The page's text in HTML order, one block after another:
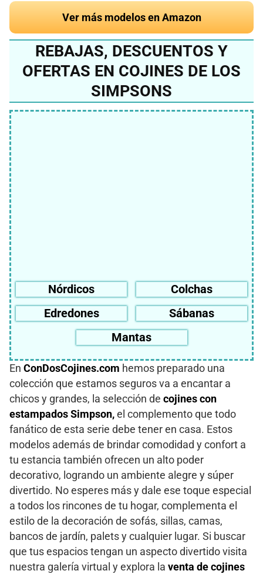
Ver más modelos en Amazon
REBAJAS, DESCUENTOS Y
OFERTAS EN COJINES DE LOS
SIMPSONS
Nórdicos
Colchas
Edredones
Sábanas
Mantas
En ConDosCojines.com hemos preparado una
colección que estamos seguros va a encantar a
chicos y grandes, la selección de cojines con
estampados Simpson, el complemento que todo
fanático de esta serie debe tener en casa. Estos
modelos además de brindar comodidad y confort a
tu estancia también ofrecen un alto poder
decorativo, logrando un ambiente alegre y súper
divertido. No esperes más y dale ese toque especial
a todos los rincones de tu hogar, complementa el
estilo de la decoración de sofás, sillas, camas,
bancos de jardín, palets y cualquier lugar. Si buscar
que tus espacios tengan un aspecto divertido visita
nuestra galería virtual y explora la venta de cojines